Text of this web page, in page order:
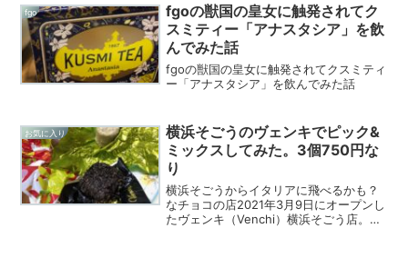
fgo
fgoの獣国の皇女に触発されてク
スミティー「アナスタシア」を飲
んでみた話
fgoの獣国の皇女に触発されてクスミティ
ー「アナスタシア」を飲んでみた話
お気に入り
横浜そごうのヴェンキでピック&
ミックスしてみた。3個750円な
り
横浜そごうからイタリアに飛べるかも？
なチョコの店2021年3月9日にオープンし
たヴェンキ（Venchi）横浜そごう店。好